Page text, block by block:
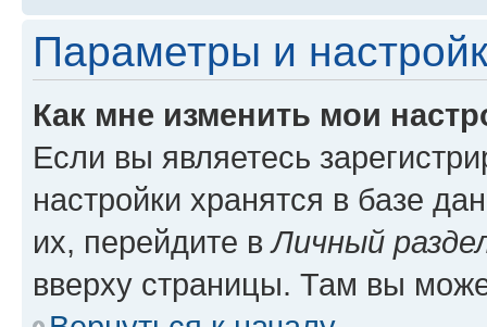
Параметры и
Как мне изменить мои
Если вы являетесь
настройки хранятся в базе
их, перейдите вЛичный
вверху страницы. Там вы